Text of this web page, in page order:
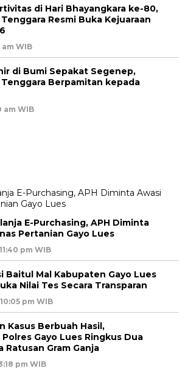
di Hari Bhayangkara ke-80,
Resmi Buka Kejuaraan
am WIB
di Bumi Sepakat Segenep,
Berpamitan kepada
am WIB
E-Purchasing, APH Diminta
Pertanian Gayo Lues
pm WIB
Baitul Mal Kabupaten Gayo Lues
Nilai Tes Secara Transparan
pm WIB
Kasus Berbuah Hasil,
Gayo Lues Ringkus Dua
Ratusan Gram Ganja
pm WIB